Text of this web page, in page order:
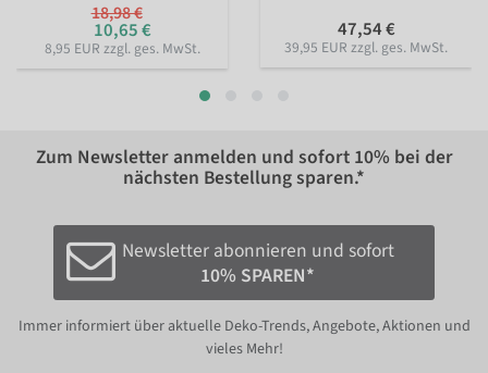
18,98 €
10,65 €
8,95 EUR zzgl. ges. MwSt.
47,54 €
39,95 EUR zzgl. ges. MwSt.
Zum Newsletter anmelden und sofort 10% bei der
nächsten Bestellung sparen.*
Newsletter abonnieren und sofort
10% SPAREN*
Immer informiert über aktuelle Deko-Trends, Angebote, Aktionen und
vieles Mehr!